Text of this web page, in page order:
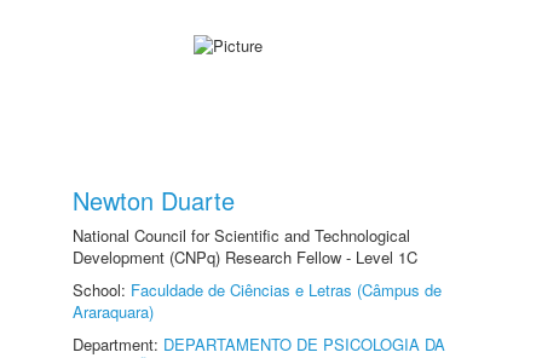
Newton Duarte
National Council for Scientific and Technological
Development (CNPq) Research Fellow - Level 1C
School: Faculdade de Ciências e Letras (Câmpus de
Araraquara)
Department: DEPARTAMENTO DE PSICOLOGIA DA